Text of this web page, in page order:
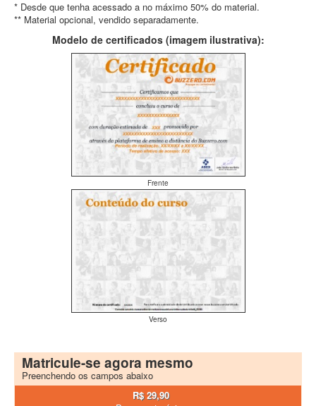
* Desde que tenha acessado a no máximo 50% do material.
** Material opcional, vendido separadamente.
Modelo de certificados (imagem ilustrativa):
Frente
Verso
Matricule-se agora mesmo
Preenchendo os campos abaixo
R$ 29,90